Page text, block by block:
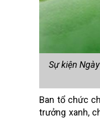
Sự kiện
Ban tổ chức
trưởng xanh,